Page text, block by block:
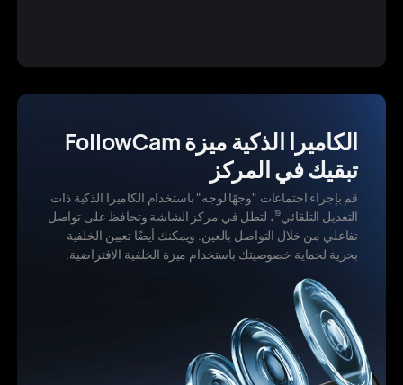
الكاميرا الذكية
ميزة FollowCam
تبقيك في المركز
قم بإجراء اجتماعات "وجهًا لوجه" باستخدام الكاميرا الذكية ذات
التعديل التلقائي19، لتظل في مركز الشاشة وتحافظ على تواصل
تفاعلي من خلال التواصل بالعين. ويمكنك أيضًا تعيين الخلفية
بحرية لحماية خصوصيتك باستخدام ميزة الخلفية الافتراضية.